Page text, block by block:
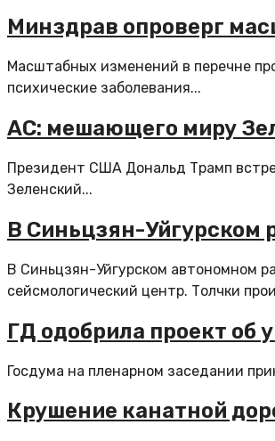
Минздрав опроверг
Масштабных изменений в перечне
психические заболевания...
AC: мешающего миру
Президент США Дональд Трамп
Зеленский...
В Синьцзян-Уйгурском
В Синьцзян-Уйгурском автономном
сейсмологический центр. Толчки
ГД одобрила проект об
Госдума на пленарном заседании
Крушение канатной